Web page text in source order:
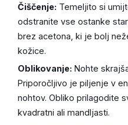
Čiščenje: Temeljito si
odstranite vse ostanke
brez acetona, ki je bolj
kožice.
Oblikovanje: Nohte
Priporočljivo je piljenje v
nohtov. Obliko prilagodite
kvadratni ali mandljasti.